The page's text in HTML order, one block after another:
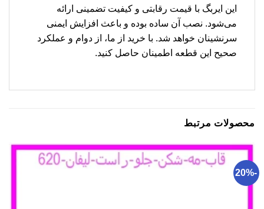
این ایربگ با قیمت رقابتی و کیفیت تضمینی ارائه
می‌شود. نصب آن ساده بوده و باعث افزایش ایمنی
سرنشینان خواهد شد. با خرید از ما، از دوام و عملکرد
صحیح این قطعه اطمینان حاصل کنید.
محصولات مرتبط
-20%